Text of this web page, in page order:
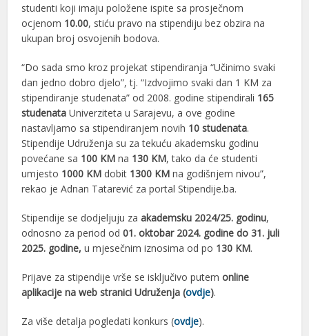
studenti koji imaju položene ispite sa prosječnom
ocjenom 10.00, stiću pravo na stipendiju bez obzira na
ukupan broj osvojenih bodova.
“Do sada smo kroz projekat stipendiranja “Učinimo svaki
dan jedno dobro djelo”, tj. “Izdvojimo svaki dan 1 KM za
stipendiranje studenata” od 2008. godine stipendirali 165
studenata Univerziteta u Sarajevu, a ove godine
nastavljamo sa stipendiranjem novih 10 studenata.
Stipendije Udruženja su za tekuću akademsku godinu
povećane sa 100 KM na 130 KM, tako da će studenti
umjesto 1000 KM dobit 1300 KM na godišnjem nivou”,
rekao je Adnan Tatarević za portal Stipendije.ba.
Stipendije se dodjeljuju zaakademsku 2024/25. godinu,
odnosno za period od 01. oktobar 2024. godine do 31. juli
2025. godine, u mjesečnim iznosima od po 130 KM.
Prijave za stipendije vrše se isključivo putemonline
aplikacije na web stranici Udruženja (ovdje).
Za više detalja pogledati konkurs (ovdje).